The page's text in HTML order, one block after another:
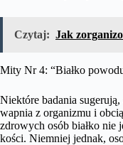
Czytaj: Jak
Mity Nr 4: “Białko
Niektóre badania
wapnia z organizmu i
zdrowych osób białko nie
kości. Niemniej jednak,